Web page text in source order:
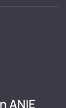
ANIE